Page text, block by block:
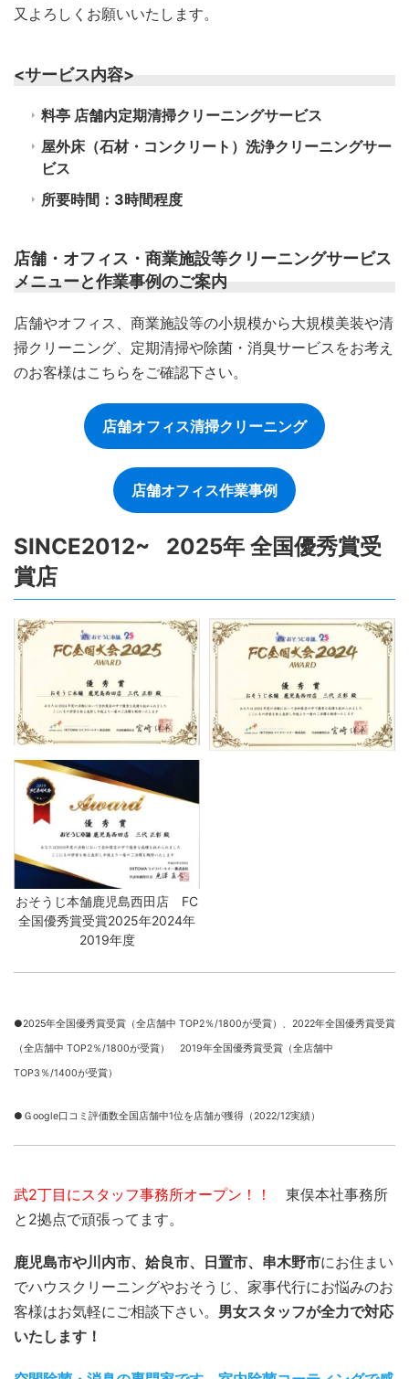
又よろしくお願いいたします。
<サービス内容>
料亭 店舗内定期清掃クリーニングサービス
屋外床（石材・コンクリート）洗浄クリーニングサー
ビス
所要時間：3時間程度
店舗・オフィス・商業施設等クリーニングサービス
メニューと作業事例のご案内
店舗やオフィス、商業施設等の小規模から大規模美装や清
掃クリーニング、定期清掃や除菌・消臭サービスをお考え
のお客様はこちらをご確認下さい。
店舗オフィス清掃クリーニング
店舗オフィス作業事例
SINCE2012~ 2025年 全国優秀賞受
賞店
おそうじ本舗鹿児島西田店 FC
全国優秀賞受賞2025年2024年
2019年度
●2025年全国優秀賞受賞（全店舗中 TOP2％/1800が受賞）、 2022年全国優秀賞受賞
（全店舗中 TOP2％/1800が受賞） 2019年全国優秀賞受賞（全店舗中
TOP3％/1400が受賞）
●Ｇoogle口コミ評価数全国店舗中1位を店舗が獲得（2022/12実績）
武2丁目にスタッフ事務所オープン！！
東俣本社事務所
と2拠点で頑張ってます。
鹿児島市や川内市、姶良市、日置市、串木野市にお住まい
でハウスクリーニングやおそうじ、家事代行にお悩みのお
客様はお気軽にご相談下さい。 男女スタッフが全力で対応
いたします！